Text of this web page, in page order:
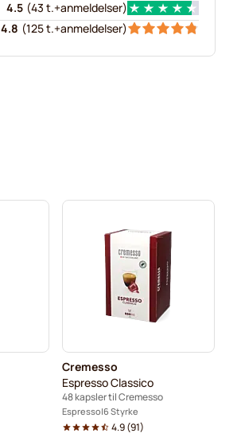
4.5 (43 t.+anmeldelser)
4.8 (125 t.+anmeldelser)
Cremesso
Espresso Classico
48 kapsler til Cremesso
Espresso 6 Styrke
4.9(91)